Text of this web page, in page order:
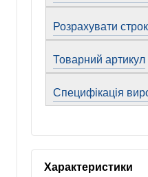
Розрахувати
Товарний артикул
Специфікація
Характеристики